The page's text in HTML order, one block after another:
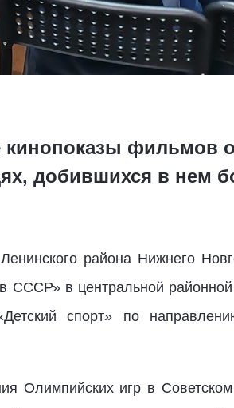
кинопоказы фильмов
добившихся в нем
района Нижнего
в центральной
спорт» по
Олимпийских игр в